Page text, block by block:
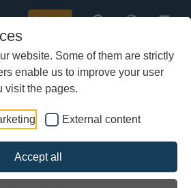
website. Some of them are strictly
enable us to improve your user
visit the pages.
External content
Accept all
Acheter